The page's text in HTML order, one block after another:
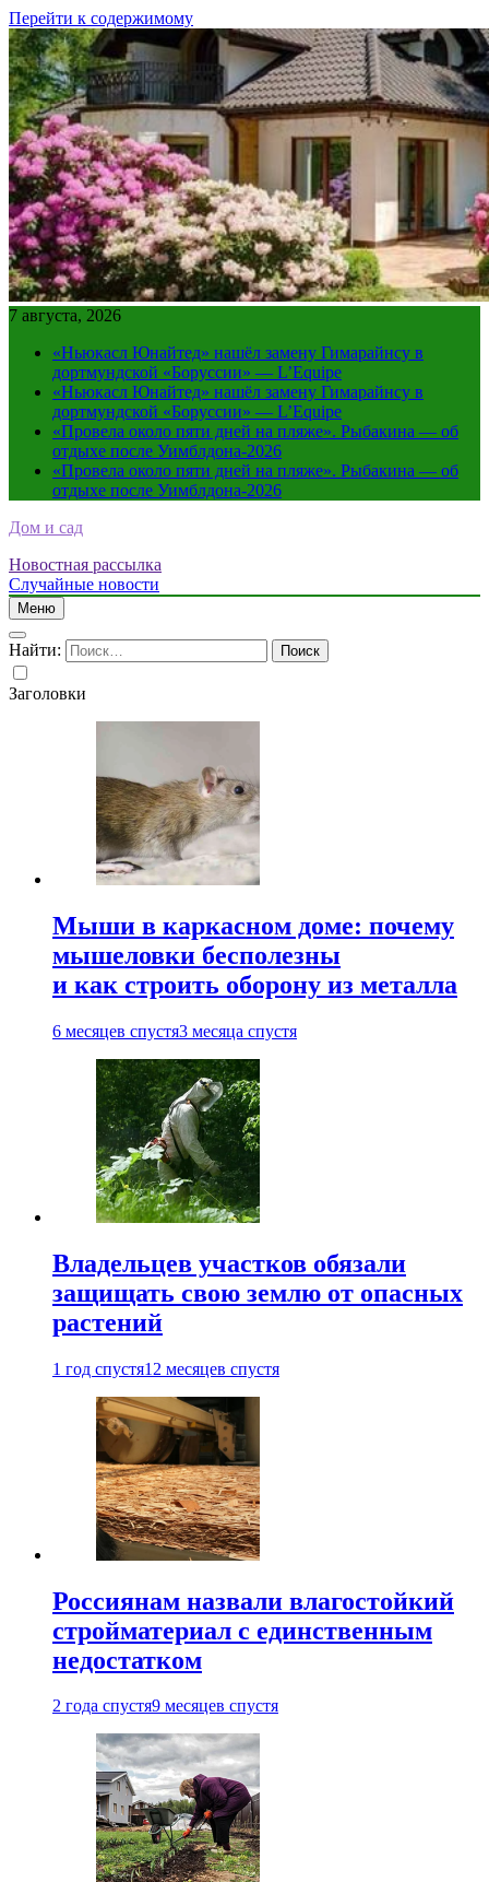
Перейти к содержимому
7 августа, 2026
«Ньюкасл Юнайтед» нашёл замену Гимарайнсу в
дортмундской «Боруссии» — L’Equipe
«Ньюкасл Юнайтед» нашёл замену Гимарайнсу в
дортмундской «Боруссии» — L’Equipe
«Провела около пяти дней на пляже». Рыбакина — об
отдыхе после Уимблдона-2026
«Провела около пяти дней на пляже». Рыбакина — об
отдыхе после Уимблдона-2026
Дом и сад
Новостная рассылка
Случайные новости
Меню
Найти:
Заголовки
Мыши в каркасном доме: почему
мышеловки бесполезны
и как строить оборону из металла
6 месяцев спустя3 месяца спустя
Владельцев участков обязали
защищать свою землю от опасных
растений
1 год спустя12 месяцев спустя
Россиянам назвали влагостойкий
стройматериал с единственным
недостатком
2 года спустя9 месяцев спустя